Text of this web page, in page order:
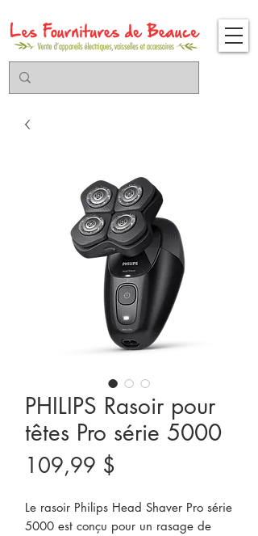
PHILIPS Rasoir pour
têtes Pro série 5000
109,99 $
Le rasoir Philips Head Shaver Pro série
5000 est conçu pour un rasage de